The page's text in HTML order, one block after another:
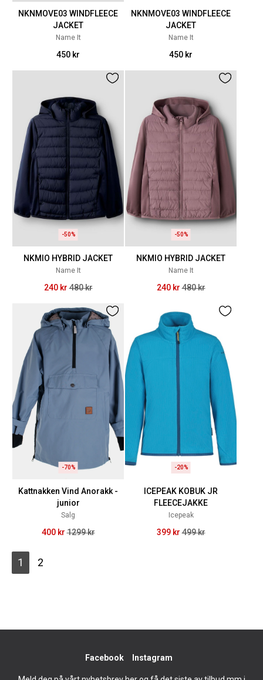
NKNMOVE03 WINDFLEECE
JACKET
Name It
450 kr
NKNMOVE03 WINDFLEECE
JACKET
Name It
450 kr
-50%
NKMIO HYBRID JACKET
Name It
240 kr 480 kr
-50%
NKMIO HYBRID JACKET
Name It
240 kr 480 kr
-70%
Kattnakken Vind Anorakk -
junior
Salg
400 kr 1299 kr
-20%
ICEPEAK KOBUK JR
FLEECEJAKKE
Icepeak
399 kr 499 kr
1 2
Facebook Instagram